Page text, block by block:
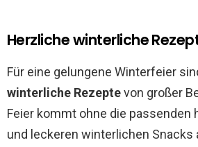
Herzliche winterliche
Für eine gelungene Winterfeier
winterliche Rezeptevon großer
Feier kommt ohne die passenden
und leckeren winterlichen Snacks